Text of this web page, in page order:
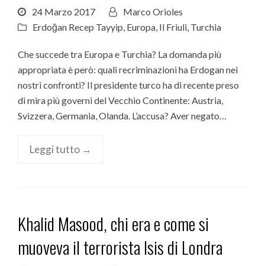
24 Marzo 2017
Marco Orioles
Erdoğan Recep Tayyip Europa Il Friuli Turchia
Che succede tra Europa e Turchia? La domanda più
appropriata è però: quali recriminazioni ha Erdogan nei
nostri confronti? Il presidente turco ha di recente preso
di mira più governi del Vecchio Continente: Austria,
Svizzera, Germania, Olanda. L’accusa? Aver negato…
Leggi tutto →
Khalid Masood, chi era e come si
muoveva il terrorista Isis di Londra